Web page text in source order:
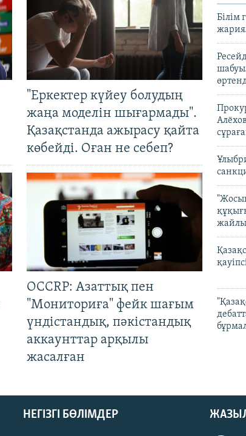
"Еркектер күйеу болудың
жаңа моделін шығармады".
Қазақстанда ажырасу қайта
көбейді. Оған не себеп?
OCCRP: Азаттық пен
"Мониториға" фейк шағым
үндістандық, пәкістандық
аккаунттар арқылы
жасалған
Білім
НЕГІЗГІ БӨЛІМДЕР